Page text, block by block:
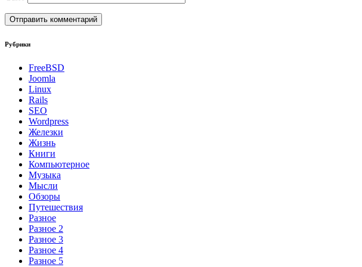
Рубрики
FreeBSD
Joomla
Linux
Rails
SEO
Wordpress
Железки
Жизнь
Книги
Компьютерное
Музыка
Мысли
Обзоры
Путешествия
Разное
Разное 2
Разное 3
Разное 4
Разное 5